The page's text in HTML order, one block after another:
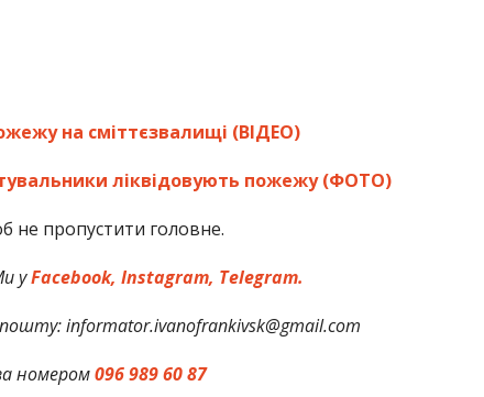
на сміттєзвалищі (ВІДЕО)
ліквідовують пожежу (ФОТО)
не пропустити головне.
уFacebook, Instagram, Telegram.
informator.ivanofrankivsk@gmail.com
номером096 989 60 87